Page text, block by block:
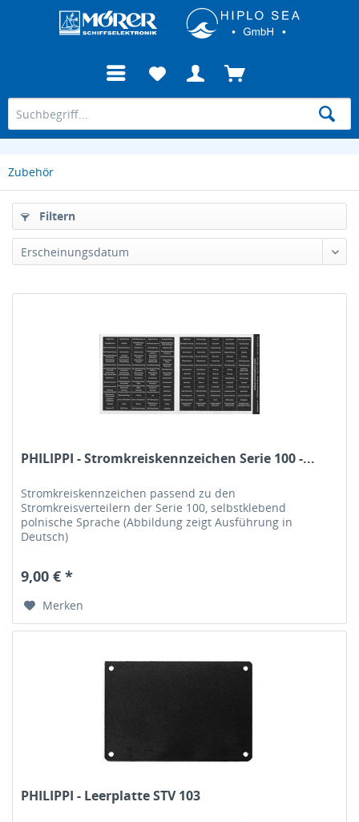
Zubehör
Filtern
PHILIPPI - Stromkreiskennzeichen Serie 100 -...
Stromkreiskennzeichen passend zu den
Stromkreisverteilern der Serie 100, selbstklebend
polnische Sprache (Abbildung zeigt Ausführung in
Deutsch)
9,00 € *
Merken
PHILIPPI - Leerplatte STV 103